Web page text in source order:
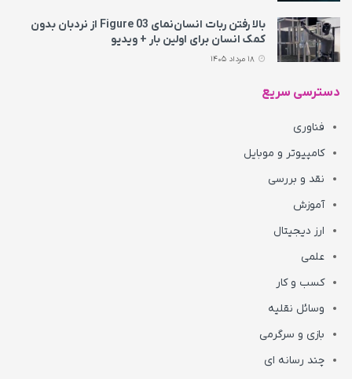
بالا رفتن ربات انسان‌نمای Figure 03 از نردبان بدون
کمک انسان برای اولین بار + ویدیو
دسترسی سریع
فناوری
کامپیوتر و موبایل
نقد و بررسی
آموزش
ارز دیجیتال
علمی
کسب و کار
وسائل نقلیه
بازی و سرگرمی
چند رسانه ای